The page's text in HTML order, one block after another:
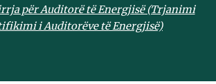
për Auditorë të Energjisë (Trjanimi
i Auditorëve të Energjisë)